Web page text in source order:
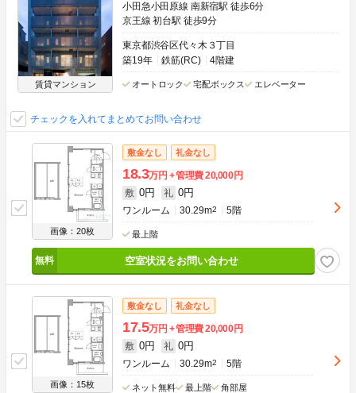
賃貸マンション
小田急小田原線 南新宿駅 徒歩6分
京王線 初台駅 徒歩9分
東京都渋谷区代々木３丁目
築19年
鉄筋(RC) 4階建
オートロック 宅配ボックス エレベーター
チェックを入れてまとめてお問い合わせ
画像：20枚
敷金なし 礼金なし
18.3万円 管理費20,000円
敷 0円 礼 0円
ワンルーム 30.29m2 5階
最上階
空室状況をお問い合わせ
画像：15枚
敷金なし 礼金なし
17.5万円 管理費20,000円
敷 0円 礼 0円
ワンルーム 30.29m2 5階
ネット無料 最上階 角部屋